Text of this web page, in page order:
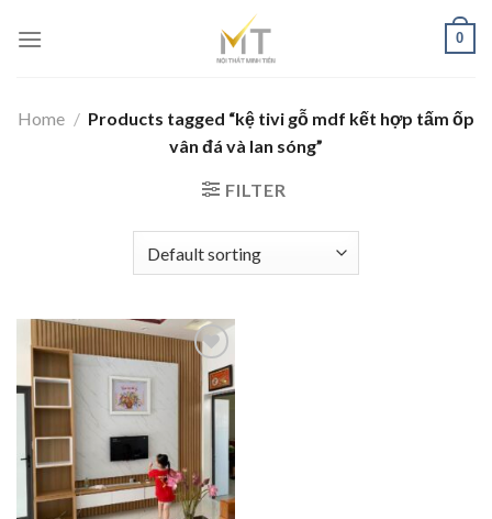
0
Home / Products tagged “kệ tivi gỗ mdf kết hợp tấm ốp
vân đá và lan sóng”
FILTER
Add to
wishlist